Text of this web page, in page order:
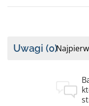
Uwagi (0)